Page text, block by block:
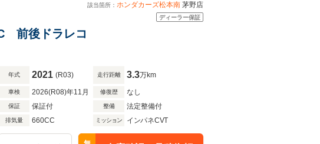
該当箇所： ホンダカーズ松本南 茅野店
ディーラー保証
前後ドラレコ
年式 2021 (R03) 走行距離 3.3万km
車検 2026(R08)年11月 修復歴 なし
保証 保証付 整備 法定整備付
排気量 660CC ミッション インパネCVT